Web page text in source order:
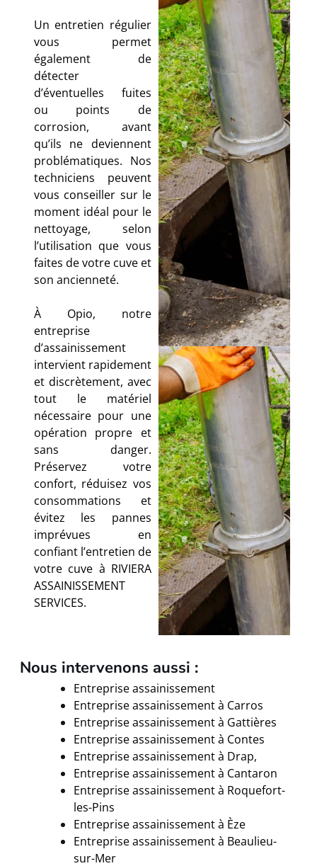
Un entretien régulier
vous permet
également de
détecter
d’éventuelles fuites
ou points de
corrosion, avant
qu’ils ne deviennent
problématiques. Nos
techniciens peuvent
vous conseiller sur le
moment idéal pour le
nettoyage, selon
l’utilisation que vous
faites de votre cuve et
son ancienneté.
À Opio, notre
entreprise
d’assainissement
intervient rapidement
et discrètement, avec
tout le matériel
nécessaire pour une
opération propre et
sans danger.
Préservez votre
confort, réduisez vos
consommations et
évitez les pannes
imprévues en
confiant l’entretien de
votre cuve à RIVIERA
ASSAINISSEMENT
SERVICES.
Nous intervenons aussi :
Entreprise assainissement
Entreprise assainissement à Carros
Entreprise assainissement à Gattières
Entreprise assainissement à Contes
Entreprise assainissement à Drap,
Entreprise assainissement à Cantaron
Entreprise assainissement à Roquefort-
les-Pins
Entreprise assainissement à Èze
Entreprise assainissement à Beaulieu-
sur-Mer